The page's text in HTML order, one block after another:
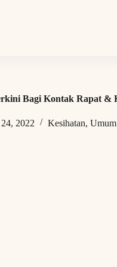
Bagi Kontak Rapat &
2022 Kesihatan, Umum